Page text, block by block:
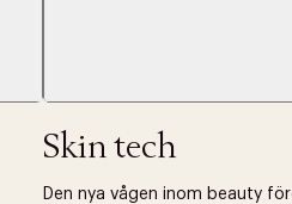
Skin tech
Den nya vågen inom beauty